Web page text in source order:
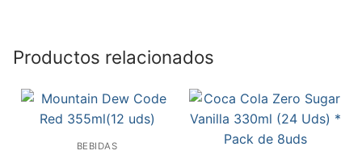
Productos relacionados
BEBIDAS